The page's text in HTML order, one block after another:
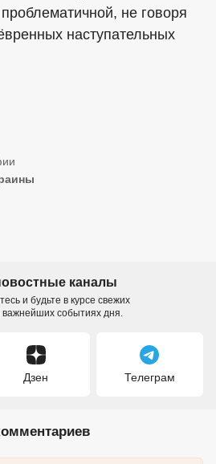
не говоря
наступательных
каналы
и будьте в курсе свежих
важнейших событиях дня.
Дзен Телеграм